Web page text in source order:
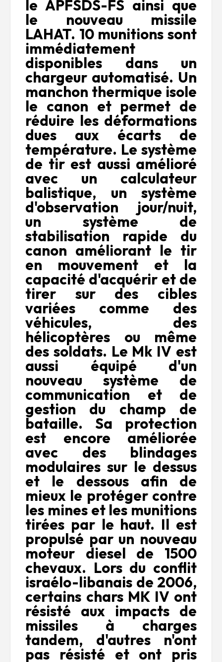
le APFSDS-FS ainsi que
le nouveau missile
LAHAT. 10 munitions sont
immédiatement
disponibles dans un
chargeur automatisé. Un
manchon thermique isole
le canon et permet de
réduire les déformations
dues aux écarts de
température. Le système
de tir est aussi amélioré
avec un calculateur
balistique, un système
d'observation jour/nuit,
un système de
stabilisation rapide du
canon améliorant le tir
en mouvement et la
capacité d'acquérir et de
tirer sur des cibles
variées comme des
véhicules, des
hélicoptères ou même
des soldats. Le Mk IV est
aussi équipé d'un
nouveau système de
communication et de
gestion du champ de
bataille. Sa protection
est encore améliorée
avec des blindages
modulaires sur le dessus
et le dessous afin de
mieux le protéger contre
les mines et les munitions
tirées par le haut. Il est
propulsé par un nouveau
moteur diesel de 1500
chevaux. Lors du conflit
israélo-libanais de 2006,
certains chars MK IV ont
résisté aux impacts de
missiles à charges
tandem, d'autres n'ont
pas résisté et ont pris